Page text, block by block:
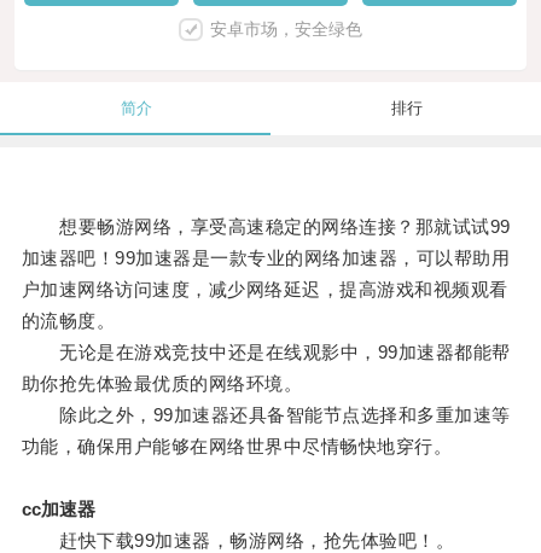
安卓市场，安全绿色
简介 排行
想要畅游网络，享受高速稳定的网络连接？那就试试99
加速器吧！99加速器是一款专业的网络加速器，可以帮助用
户加速网络访问速度，减少网络延迟，提高游戏和视频观看
的流畅度。
无论是在游戏竞技中还是在线观影中，99加速器都能帮
助你抢先体验最优质的网络环境。
除此之外，99加速器还具备智能节点选择和多重加速等
功能，确保用户能够在网络世界中尽情畅快地穿行。
cc加速器
赶快下载99加速器，畅游网络，抢先体验吧！。